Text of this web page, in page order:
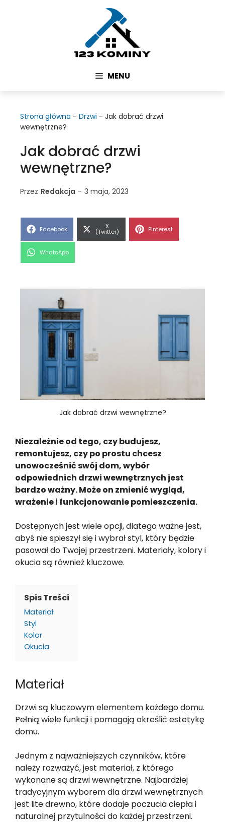
MENU
Strona główna - Drzwi - Jak dobrać drzwi
wewnętrzne?
Jak dobrać drzwi
wewnętrzne?
Przez Redakcja - 3 maja, 2023
Share
Facebook Share
on
X
(Twitter) Share
Pinterest
Share
WhatsApp
Jak dobrać drzwi wewnętrzne?
Niezależnie od tego, czy budujesz,
remontujesz, czy po prostu chcesz
unowocześnić swój dom, wybór
odpowiednich drzwi wewnętrznych jest
bardzo ważny. Może on zmienić wygląd,
wrażenie i funkcjonowanie pomieszczenia.
Dostępnych jest wiele opcji, dlatego ważne jest,
abyś nie spieszył się i wybrał styl, który będzie
pasował do Twojej przestrzeni. Materiały, kolory i
okucia są również kluczowe.
Spis Treści
Materiał
Styl
Kolor
Okucia
Materiał
Drzwi są kluczowym elementem każdego domu.
Pełnią wiele funkcji i pomagają określić estetykę
domu.
Jednym z najważniejszych czynników, które
należy rozważyć, jest materiał, z którego
wykonane są drzwi wewnętrzne. Najbardziej
tradycyjnym wyborem dla drzwi wewnętrznych
jest lite drewno, które dodaje poczucia ciepła i
naturalnej przytulności do każdej przestrzeni.